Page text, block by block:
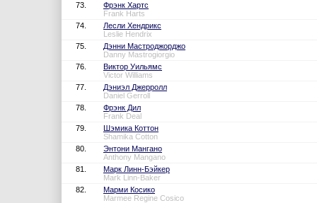
73.
Фрэнк Хартс
Frank Harts
74.
Лесли Хендрикс
Leslie Hendrix
75.
Дэнни Мастроджорджо
Danny Mastrogiorgio
76.
Виктор Уильямс
Victor Williams
77.
Дэниэл Джерролл
Daniel Gerroll
78.
Фрэнк Дил
Frank Deal
79.
Шэмика Коттон
Shamika Cotton
80.
Энтони Мангано
Anthony Mangano
81.
Марк Линн-Бэйкер
Mark Linn-Baker
82.
Марми Косико
Marmee Regine Cosico